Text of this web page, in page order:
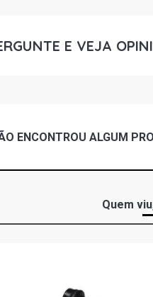
E VEJA
ENCONTROU ALGUM
Quem